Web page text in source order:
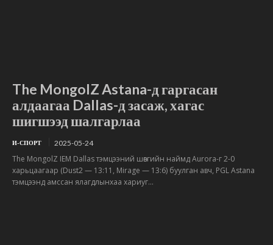
The MongolZ Astana-д гаргасан
алдаагаа Dallas-д засаж, хагас
шигшээд шалгарлаа
И-СПОРТ 2025-05-24
The MongolZ IEM Dallas тэмцээний шөвгийн наймд Aurora-г 2-0
харьцаагаар (Dust2 — 13:11, Mirage — 13:6) буулган авч, PGL Astana
тэмцээнд амссан ялагдлынхаа хариуг...